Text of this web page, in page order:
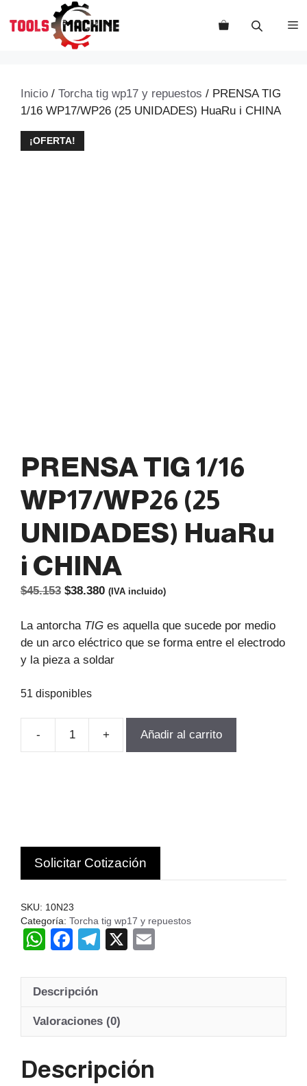
Inicio / Torcha tig wp17 y repuestos / PRENSA TIG
1/16 WP17/WP26 (25 UNIDADES) HuaRu i CHINA
¡OFERTA!
PRENSA TIG 1/16
WP17/WP26 (25
UNIDADES) HuaRu
i CHINA
$45.153 El
original
era:
$45.153.
$38.380El
actual
es:
$38.380.
(IVA incluido)
La antorcha TIG es aquella que sucede por medio
de un arco eléctrico que se forma entre el electrodo
y la pieza a soldar
51 disponibles
-
PRENSA
HuaRu
i
CHINA
+ Añadir al carrito
Solicitar Cotización
SKU: 10N23
Categoría: Torcha tig wp17 y repuestos
W
at
A
p
F
c
b
o
T
e
a
X
ail
Descripción
Valoraciones (0)
Descripción